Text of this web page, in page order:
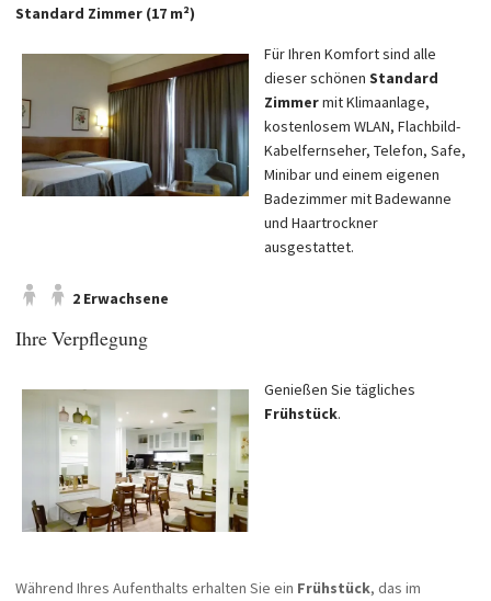
Standard Zimmer (17 m²)
Für Ihren Komfort sind alle
dieser schönen Standard
Zimmermit Klimaanlage,
kostenlosem WLAN, Flachbild-
Kabelfernseher, Telefon, Safe,
Minibar und einem eigenen
Badezimmer mit Badewanne
und Haartrockner
ausgestattet.
2 Erwachsene
Ihre Verpflegung
Genießen Sie tägliches
Frühstück.
Während Ihres Aufenthalts erhalten Sie ein Frühstück, das im